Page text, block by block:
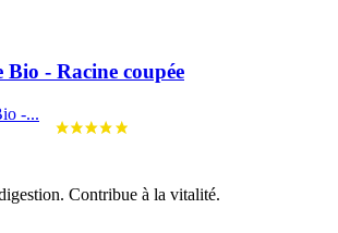
Bio - Racine coupée
Contribue à la vitalité.